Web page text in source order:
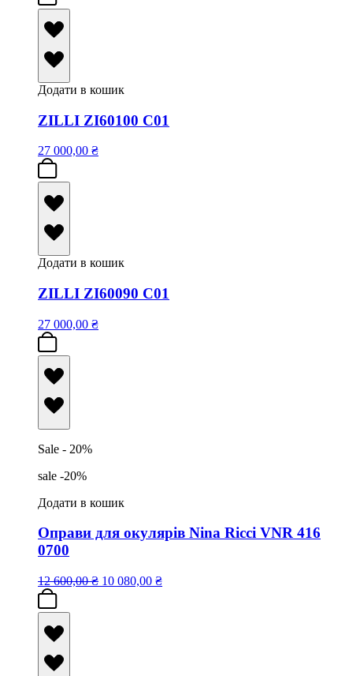
Додати в кошик
ZILLI ZI60100 C01
27 000,00 ₴
Додати в кошик
ZILLI ZI60090 C01
27 000,00 ₴
Sale - 20%
sale -20%
Додати в кошик
Оправи для окулярів Nina Ricci VNR 416
0700
12 600,00₴ 10 080,00 ₴